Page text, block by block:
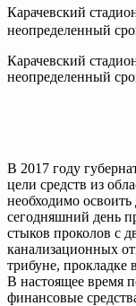
Карачевский
неопределенный
Карачевский
неопределенный
В 2017 году
цели средств из
необходимо
сегодняшний день
стыков проколов с
канализационных
трибуне, прокладке
В настоящее время
финансовые